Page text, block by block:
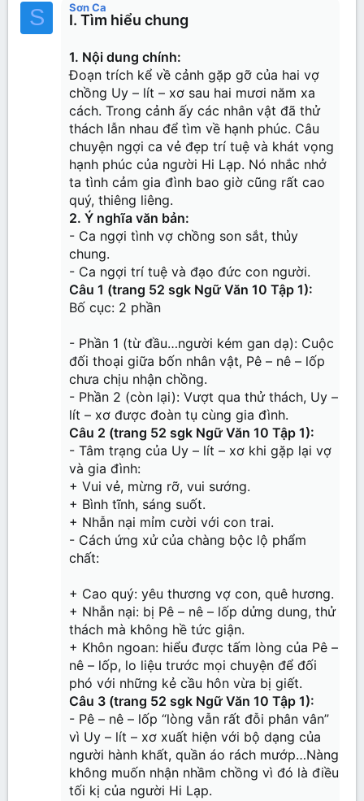
S Sơn Ca
I. Tìm hiểu chung
1. Nội dung chính:
Đoạn trích kể về cảnh gặp gỡ của hai vợ
chồng Uy – lít – xơ sau hai mươi năm xa
cách. Trong cảnh ấy các nhân vật đã thử
thách lẫn nhau để tìm về hạnh phúc. Câu
chuyện ngợi ca vẻ đẹp trí tuệ và khát vọng
hạnh phúc của người Hi Lạp. Nó nhắc nhở
ta tình cảm gia đình bao giờ cũng rất cao
quý, thiêng liêng.
2. Ý nghĩa văn bản:
- Ca ngợi tình vợ chồng son sắt, thủy
chung.
- Ca ngợi trí tuệ và đạo đức con người.
Câu 1 (trang 52 sgk Ngữ Văn 10 Tập 1):
Bố cục: 2 phần
- Phần 1 (từ đầu…người kém gan dạ): Cuộc
đối thoại giữa bốn nhân vật, Pê – nê – lốp
chưa chịu nhận chồng.
- Phần 2 (còn lại): Vượt qua thử thách, Uy –
lít – xơ được đoàn tụ cùng gia đình.
Câu 2 (trang 52 sgk Ngữ Văn 10 Tập 1):
- Tâm trạng của Uy – lít – xơ khi gặp lại vợ
và gia đình:
+ Vui vẻ, mừng rỡ, vui sướng.
+ Bình tĩnh, sáng suốt.
+ Nhẫn nại mỉm cười với con trai.
- Cách ứng xử của chàng bộc lộ phẩm
chất:
+ Cao quý: yêu thương vợ con, quê hương.
+ Nhẫn nại: bị Pê – nê – lốp dửng dung, thử
thách mà không hề tức giận.
+ Khôn ngoan: hiểu được tấm lòng của Pê –
nê – lốp, lo liệu trước mọi chuyện để đối
phó với những kẻ cầu hôn vừa bị giết.
Câu 3 (trang 52 sgk Ngữ Văn 10 Tập 1):
- Pê – nê – lốp “lòng vẫn rất đỗi phân vân”
vì Uy – lít – xơ xuất hiện với bộ dạng của
người hành khất, quần áo rách mướp…Nàng
không muốn nhận nhầm chồng vì đó là điều
tối kị của người Hi Lạp.